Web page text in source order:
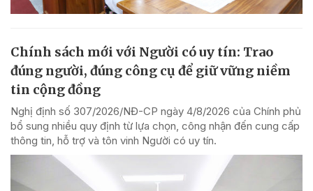
Chính sách mới với Người có uy tín: Trao
đúng người, đúng công cụ để giữ vững niềm
tin cộng đồng
Nghị định số 307/2026/NĐ-CP ngày 4/8/2026 của Chính phủ
bổ sung nhiều quy định từ lựa chọn, công nhận đến cung cấp
thông tin, hỗ trợ và tôn vinh Người có uy tín.